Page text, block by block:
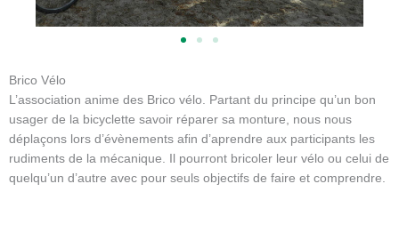
t
Brico Vélo
L’association anime des Brico vélo. Partant du principe qu’un bon
usager de la bicyclette savoir réparer sa monture, nous nous
déplaçons lors d’évènements afin d’aprendre aux participants les
rudiments de la mécanique. Il pourront bricoler leur vélo ou celui de
quelqu’un d’autre avec pour seuls objectifs de faire et comprendre.